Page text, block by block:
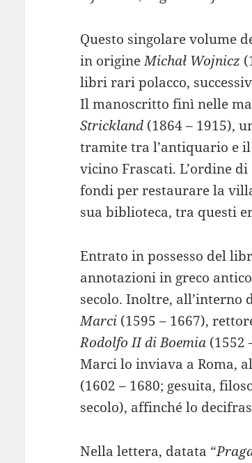
Questo singolare volume
in origineMichał Wojnicz
libri rari polacco,
Il manoscritto finì nelle
Strickland (1864 – 1915),
tramite tra l’antiquario e
vicino Frascati. L’ordine
fondi per restaurare la
sua biblioteca, tra questi
Entrato in possesso del
annotazioni in greco
secolo. Inoltre,
Marci (1595 – 1667),
Rodolfo II di Boemia (1552
Marci lo inviava a Roma,
(1602 – 1680; gesuita,
secolo), affinché lo
Nella lettera, datata “